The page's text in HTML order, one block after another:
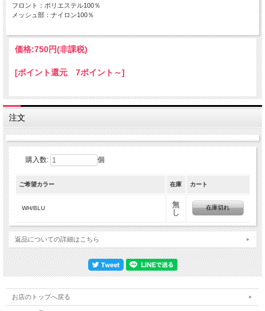
フロント：ポリエステル100％
メッシュ部：ナイロン100％
価格:750円(非課税)
[ポイント還元 7ポイント～]
注文
購入数: 個
ご希望カラー 在庫 カート
WH/BLU
無
し
在庫切れ
返品についての詳細はこちら
お店のトップへ戻る